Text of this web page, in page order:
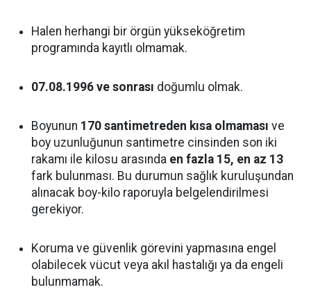
Halen herhangi bir örgün yükseköğretim
programında kayıtlı olmamak.
07.08.1996 ve sonrası doğumlu olmak.
Boyunun 170 santimetreden kısa olmaması ve
boy uzunluğunun santimetre cinsinden son iki
rakamı ile kilosu arasında en fazla 15, en az 13
fark bulunması. Bu durumun sağlık kuruluşundan
alınacak boy-kilo raporuyla belgelendirilmesi
gerekiyor.
Koruma ve güvenlik görevini yapmasına engel
olabilecek vücut veya akıl hastalığı ya da engeli
bulunmamak.